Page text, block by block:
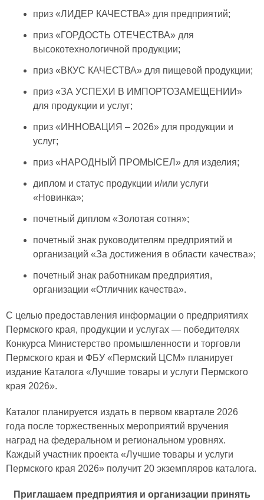
приз «ЛИДЕР КАЧЕСТВА» для предприятий;
приз «ГОРДОСТЬ ОТЕЧЕСТВА» для
высокотехнологичной продукции;
приз «ВКУС КАЧЕСТВА» для пищевой продукции;
приз «ЗА УСПЕХИ В ИМПОРТОЗАМЕЩЕНИИ»
для продукции и услуг;
приз «ИННОВАЦИЯ – 2026» для продукции и
услуг;
приз «НАРОДНЫЙ ПРОМЫСЕЛ» для изделия;
диплом и статус продукции и/или услуги
«Новинка»;
почетный диплом «Золотая сотня»;
почетный знак руководителям предприятий и
организаций «За достижения в области качества»;
почетный знак работникам предприятия,
организации «Отличник качества».
С целью предоставления информации о предприятиях
Пермского края, продукции и услугах — победителях
Конкурса Министерство промышленности и торговли
Пермского края и ФБУ «Пермский ЦСМ» планирует
издание Каталога «Лучшие товары и услуги Пермского
края 2026».
Каталог планируется издать в первом квартале 2026
года после торжественных мероприятий вручения
наград на федеральном и региональном уровнях.
Каждый участник проекта «Лучшие товары и услуги
Пермского края 2026» получит 20 экземпляров каталога.
Приглашаем предприятия и организации принять